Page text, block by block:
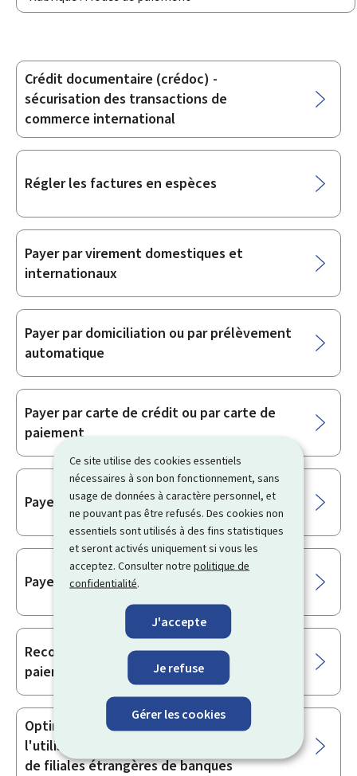
Ce site utilise des cookies essentiels
nécessaires à son bon fonctionnement, sans
usage de données à caractère personnel, et
ne pouvant pas être refusés. Des cookies non
essentiels sont utilisés à des fins statistiques
et seront activés uniquement si vous les
acceptez. Consulter notrepolitique de
confidentialité.
J'accepte
Je refuse
Gérer les cookies
Sous-
rubriques
Crédit documentaire (crédoc) -
sécurisation des transactions de
commerce international
Régler les factures en espèces
Payer par virement domestiques et
internationaux
Payer par domiciliation ou par prélèvement
automatique
Payer par carte de crédit ou par carte de
paiement
Payer par chèque
Payer par lettre de change
Recourir à "MultiLine" pour la gestion des
paiements en ligne
Optimiser les flux et les frais par
l'utilisation d'un réseau de comptes auprès
de filiales étrangères de banques